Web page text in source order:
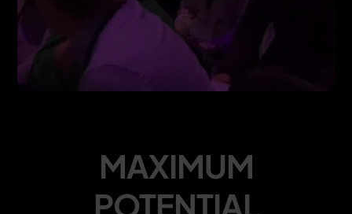
MAXIMUM
POTENTIAL